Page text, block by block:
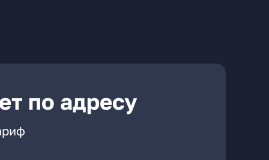
по адресу